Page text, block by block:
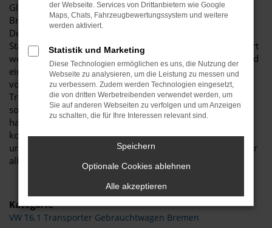
Glückwunsch: der VW T6.1 Transporter passt perfekt nach
Bremen und ist ganz sicher das passende Fahrzeug für Sie.
Der Vorteil dieses Modells besteht darin, dass sowohl der
Stadtverkehr als auch längere Strecken souverän gemeistert
werden. Hinzu kommt eine herausragende Ausstattung und
eine enorme Effizienz hinsichtlich der Motorisierung. Wir
von Budde Automobile bieten Ihnen den VW T6.1
Transporter sowohl als Neuwagen als auch als EU-Import
sowie als Gebraucht- oder Jahreswagen. Entsprechend
haben Sie die ganz große Auswahl und entscheiden
komplett selbst, mit welchem Modell Sie fortan in Bremen
unterwegs sind. Wir beraten Sie gerne und stehen Ihnen für
all Ihre Fragen Rede und Antwort.
Kategorie
VW T6.1 Transporter Gebrauchtwagen Bremen
der Webseite. Services von Drittanbietern wie Google
Maps, Chats, Fahrzeugbewertungssystem und weitere
werden aktiviert.
Statistik und Marketing
Diese Technologien ermöglichen es uns, die Nutzung der
Webseite zu analysieren, um die Leistung zu messen und
zu verbessern. Zudem werden Technologien eingesetzt,
die von dritten Werbetreibenden verwendet werden, um
Sie auf anderen Webseiten zu verfolgen und um Anzeigen
zu schalten, die für Ihre Interessen relevant sind.
Speichern
Optionale Cookies ablehnen
Alle akzeptieren